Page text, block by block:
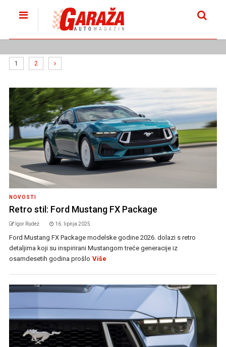
1 2
NOVOSTI
Retro stil: Ford Mustang FX Package
Igor Rudež 16. lipnja 2025.
Ford Mustang FX Package modelske godine 2026. dolazi s retro
detaljima koji su inspirirani Mustangom treće generacije iz
osamdesetih godina prošlo Više